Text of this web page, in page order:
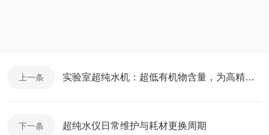
上一条 实验室超纯水机：超低有机物含量，为高精度实验保驾护航
下一条 超纯水仪日常维护与耗材更换周期